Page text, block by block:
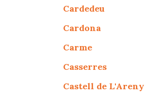
Cardedeu
Cardona
Carme
Casserres
Castell de L'Areny